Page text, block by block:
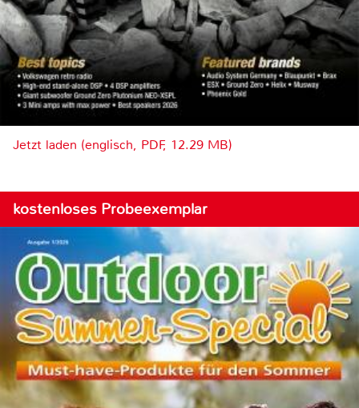
Jetzt laden (englisch, PDF, 12.29 MB)
kostenloses Probeexemplar